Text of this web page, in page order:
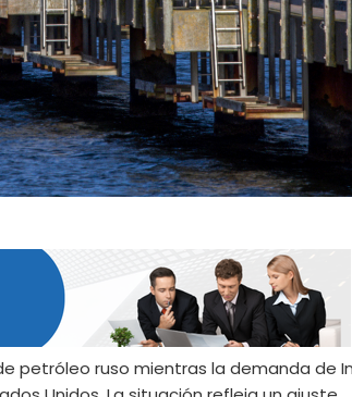
petróleo ruso mientras la demanda de